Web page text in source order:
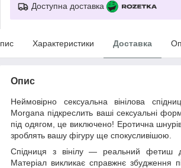
Доступна доставка
Характеристики Доставка
Опис
Неймовірно сексуальна вінілова
Morgana підкреслить ваші сексуальні
під одягом, це виключено! Еротична
зроблять вашу фігуру ще спокусливішою.
Спідниця з вінілу — реальний фетиш
Матеріал викликає справжнє збудження